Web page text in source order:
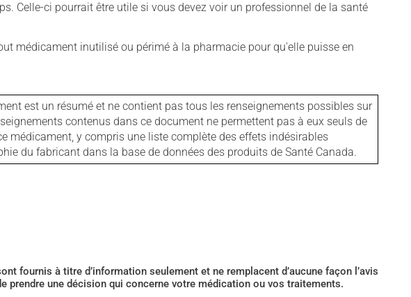
Celle-ci pourrait être utile si vous devez voir un professionnel de la santé
médicament inutilisé ou périmé à la pharmacie pour qu'elle puisse en
est un résumé et ne contient pas tous les renseignements possibles sur
contenus dans ce document ne permettent pas à eux seuls de
médicament, y compris une liste complète des effets indésirables
du fabricant dans la base de données des produits de Santé Canada.
fournis à titre d’information seulement et ne remplacent d’aucune façon l’avis
une décision qui concerne votre médication ou vos traitements.